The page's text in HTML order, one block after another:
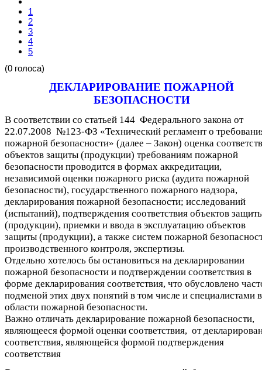
1
2
3
4
5
(0 голоса)
ДЕКЛАРИРОВАНИЕ ПОЖАРНОЙ
БЕЗОПАСНОСТИ
В соответствии со статьей 144 Федерального закона от
22.07.2008 №123-ФЗ «Технический регламент о
пожарной безопасности» (далее – Закон) оценка
объектов защиты (продукции) требованиям пожарной
безопасности проводится в формах аккредитации,
независимой оценки пожарного риска (аудита пожарной
безопасности), государственного пожарного надзора,
декларирования пожарной безопасности; исследований
(испытаний), подтверждения соответствия объектов
(продукции), приемки и ввода в эксплуатацию объектов
защиты (продукции), а также систем пожарной
производственного контроля, экспертизы.
Отдельно хотелось бы остановиться на декларировании
пожарной безопасности и подтверждении соответствия в
форме декларирования соответствия, что обусловлено
подменой этих двух понятий в том числе и специалистами в
области пожарной безопасности.
Важно отличать декларирование пожарной безопасности,
являющееся формой оценки соответствия, от
соответствия, являющейся формой подтверждения
соответствия